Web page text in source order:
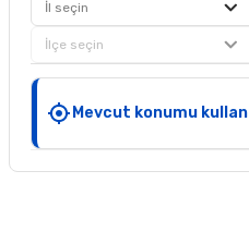
İl seçin
İlçe seçin
Mevcut konumu kullan